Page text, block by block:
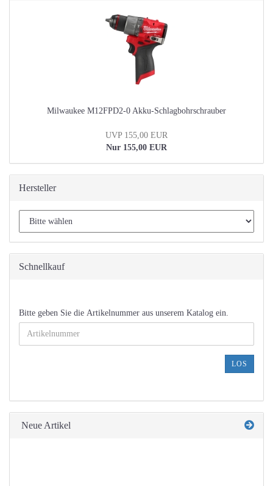
Milwaukee M12FPD2-0 Akku-Schlagbohrschrauber
UVP 155,00 EUR
Nur 155,00 EUR
Hersteller
Schnellkauf
BITTE
GEBEN
SIE
EIN.
Bitte geben Sie die Artikelnummer aus unserem Katalog ein.
LOS
Neue Artikel